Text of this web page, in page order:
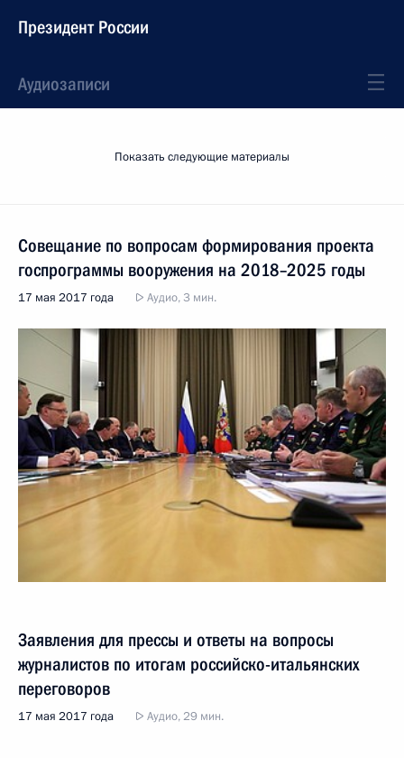
Президент России
Аудиозаписи
Показать следующие материалы
Совещание по вопросам формирования проекта
госпрограммы вооружения на 2018–2025 годы
17 мая 2017 года Аудио, 3 мин.
Заявления для прессы и ответы на вопросы
журналистов по итогам российско-итальянских
переговоров
17 мая 2017 года Аудио, 29 мин.